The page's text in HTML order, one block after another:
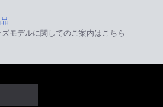
モデルに関してのご案内はこちら